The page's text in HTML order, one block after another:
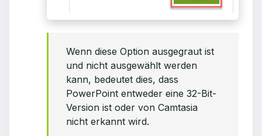
Wenn diese Option ausgegraut ist
und nicht ausgewählt werden
kann, bedeutet dies, dass
PowerPoint entweder eine 32-Bit-
Version ist oder von Camtasia
nicht erkannt wird.